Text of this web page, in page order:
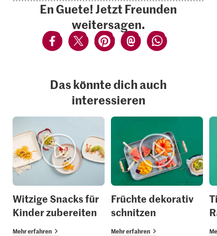
En Guete! Jetzt Freunden
weitersagen.
Das könnte dich auch
interessieren
Witzige Snacks für
Kinder zubereiten
Mehr erfahren
Früchte dekorativ
schnitzen
Mehr erfahren